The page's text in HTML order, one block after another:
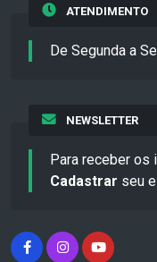
ATENDIMENTO
De Segunda a
NEWSLETTER
Para receber os
Cadastrar seu